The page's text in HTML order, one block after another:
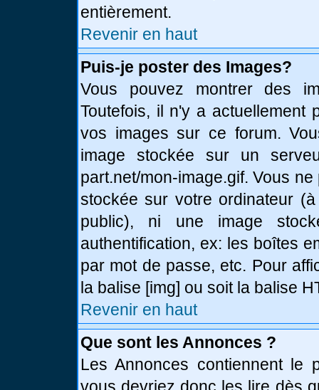
entièrement.
Revenir en haut
Puis-je poster des Images?
Vous pouvez montrer des
Toutefois, il n'y a actuellement
vos images sur ce forum.
image stockée sur un
part.net/mon-image.gif. Vous
stockée sur votre ordinateur
public), ni une image
authentification, ex: les boîtes
par mot de passe, etc. Pour
la balise [img] ou soit la balise
Revenir en haut
Que sont les Annonces ?
Les Annonces contiennent le